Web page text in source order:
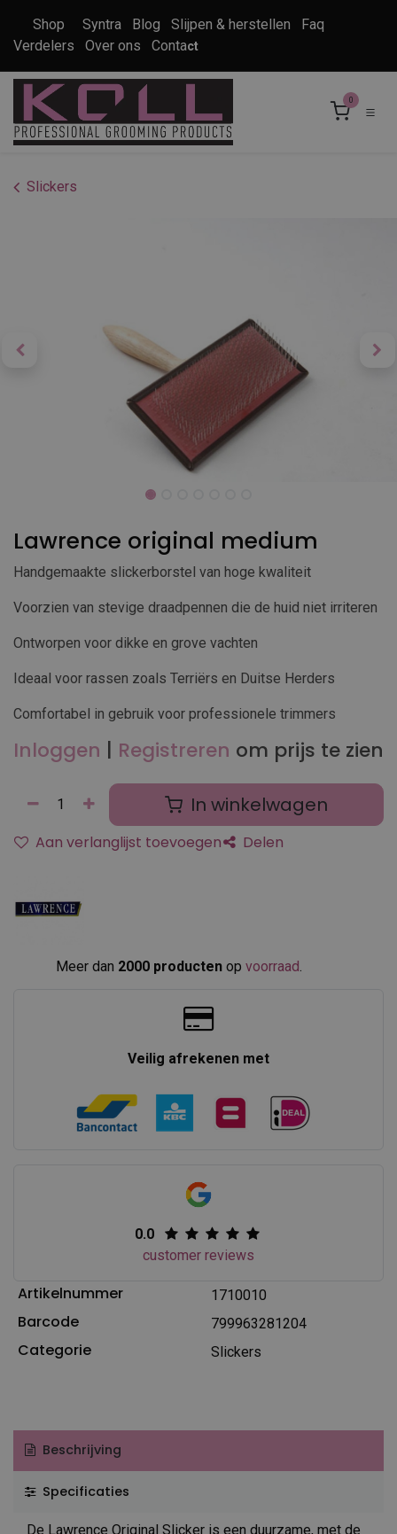
Shop Syntra Blog Slijpen & herstellen
Faq
Verdelers
Over ons Contact
0
Slickers
Lawrence original medium
Handgemaakte slickerborstel van hoge kwaliteit
Voorzien van stevige draadpennen die de huid niet irriteren
Ontworpen voor dikke en grove vachten
Ideaal voor rassen zoals Terriërs en Duitse Herders
Comfortabel in gebruik voor professionele trimmers
Inloggen | Registreren om prijs te zien
In winkelwagen
Aan verlanglijst toevoegen Delen
Meer dan 2000 producten op voorraad
Veilig afrekenen met
0.0
customer reviews
Artikelnummer 1710010
Barcode 799963281204
Categorie Slickers
Beschrijving
Specificaties
De Lawrence Original Slicker is een duurzame, met de